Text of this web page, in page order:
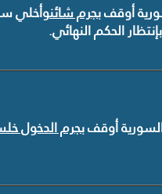
بجرم شائنوأخلي
بإنتظار الحكم النهائي.
بجرم الدخول